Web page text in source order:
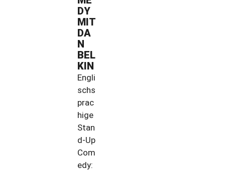
DY
MIT
DA
N
BEL
KIN
Engli
schs
prac
hige
Stan
d-Up
Com
edy: